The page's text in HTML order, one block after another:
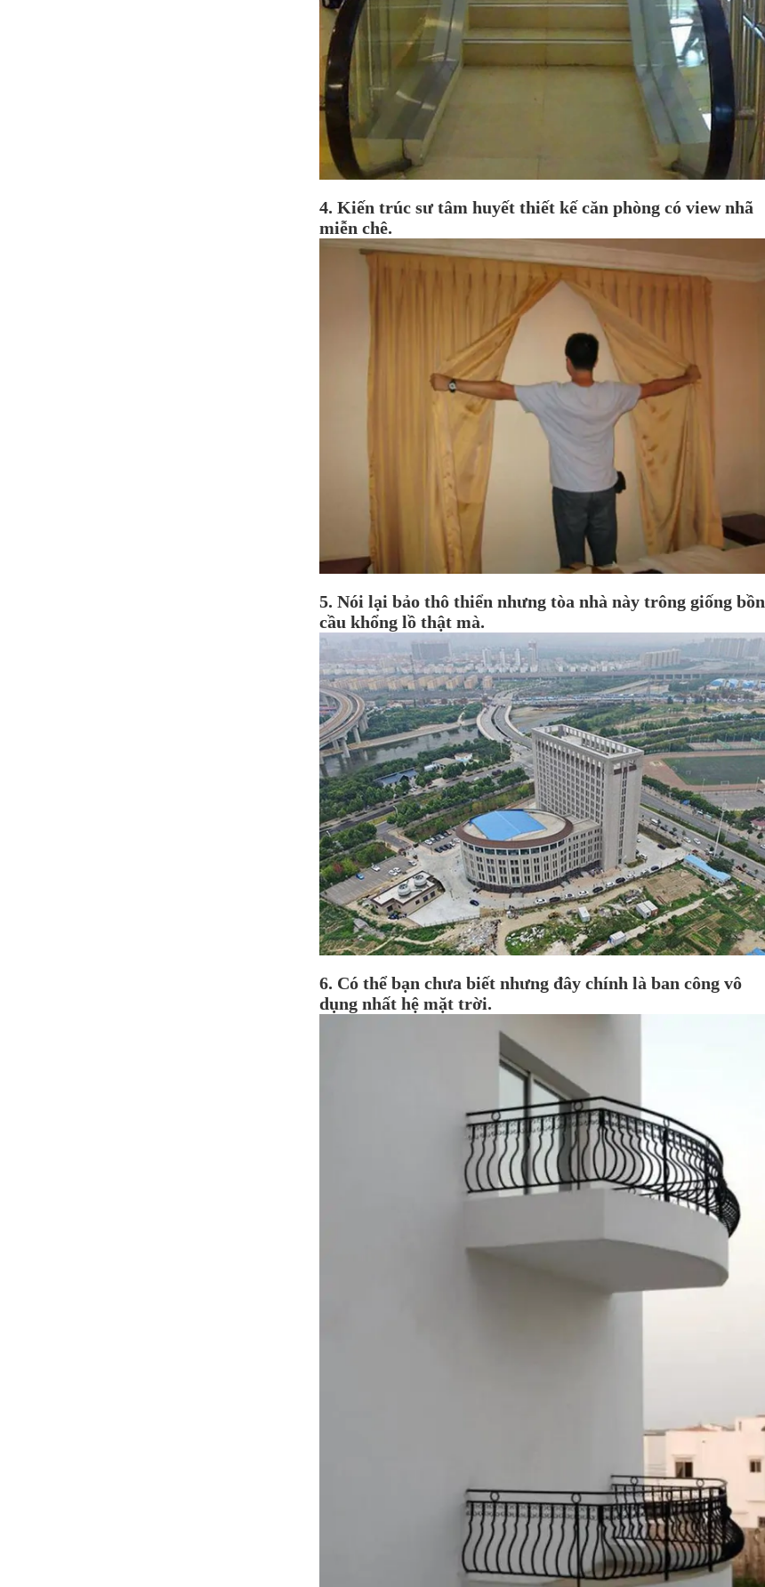
4. Kiến trúc sư tâm huyết thiết kế căn phòng có view nhã
miễn chê.
5. Nói lại bảo thô thiển nhưng tòa nhà này trông giống bồn
cầu khổng lồ thật mà.
6. Có thể bạn chưa biết nhưng đây chính là ban công vô
dụng nhất hệ mặt trời.